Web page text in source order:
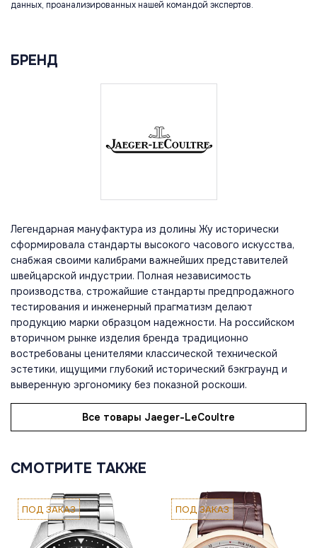
данных, проанализированных нашей командой экспертов.
БРЕНД
Легендарная мануфактура из долины Жу исторически
сформировала стандарты высокого часового искусства,
снабжая своими калибрами важнейших представителей
швейцарской индустрии. Полная независимость
производства, строжайшие стандарты предпродажного
тестирования и инженерный прагматизм делают
продукцию марки образцом надежности. На российском
вторичном рынке изделия бренда традиционно
востребованы ценителями классической технической
эстетики, ищущими глубокий исторический бэкграунд и
выверенную эргономику без показной роскоши.
Все товары Jaeger-LeCoultre
СМОТРИТЕ ТАКЖЕ
ПОД ЗАКАЗ ПОД ЗАКАЗ